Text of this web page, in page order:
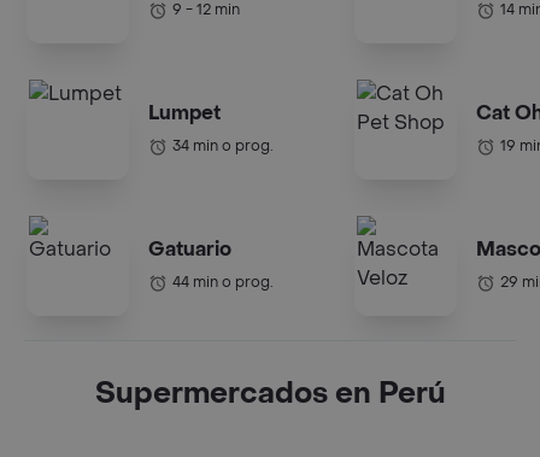
9 - 12 min
Lumpet
34 min o prog.
Gatuario
44 min o prog.
14
Cat
19
29
Supermercados en Perú